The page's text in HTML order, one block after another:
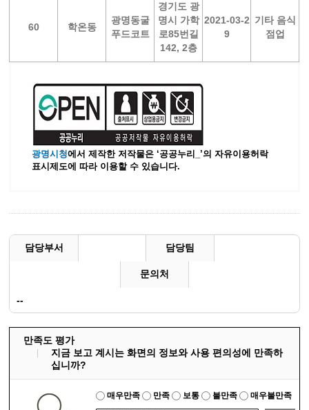
60 학온동
광명동굴
푸드코트
경기도 광
명시 가학
로85번길
142, 2층
2021-03-2
9
기타 음식
점업
광명시청에서 제작한 저작물은 ‘공공누리_’의 자유이용허락
표시제도에 따라 이용할 수 있습니다.
담당부서 담당팀
문의처
--
만족도 평가
지금 보고 계시는 화면의 정보와 사용 편의성에 만족하
십니까?
매우만족 만족 보통 불만족 매우불만족